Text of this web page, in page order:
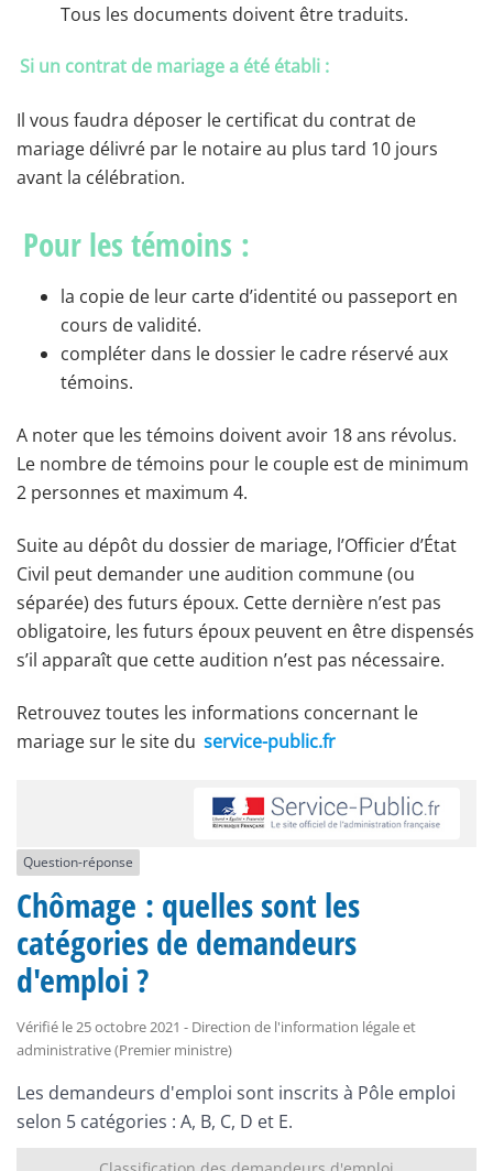
Tous les documents doivent être traduits.
Si un contrat de mariage a été établi :
Il vous faudra déposer le certificat du contrat de
mariage délivré par le notaire au plus tard 10 jours
avant la célébration.
Pour les témoins :
la copie de leur carte d’identité ou passeport en
cours de validité.
compléter dans le dossier le cadre réservé aux
témoins.
A noter que les témoins doivent avoir 18 ans révolus.
Le nombre de témoins pour le couple est de minimum
2 personnes et maximum 4.
Suite au dépôt du dossier de mariage, l’Officier d’État
Civil peut demander une audition commune (ou
séparée) des futurs époux. Cette dernière n’est pas
obligatoire, les futurs époux peuvent en être dispensés
s’il apparaît que cette audition n’est pas nécessaire.
Retrouvez toutes les informations concernant le
mariage sur le site du service-public.fr
Question-réponse
Chômage : quelles sont les
catégories de demandeurs
d'emploi ?
Vérifié le 25 octobre 2021 - Direction de l'information légale et
administrative (Premier ministre)
Les demandeurs d'emploi sont inscrits à Pôle emploi
selon 5 catégories : A, B, C, D et E.